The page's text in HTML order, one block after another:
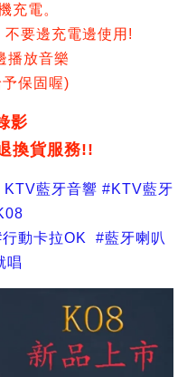
充電。
要邊充電邊使用!
播放音樂
保固喔)
影
換貨服務!!
藍牙音響 #KTV藍牙
動卡拉OK #藍牙喇叭
唱